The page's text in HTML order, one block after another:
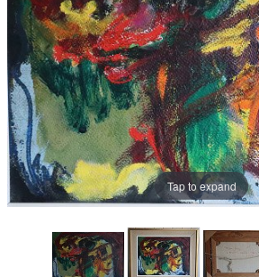
Tap to expand